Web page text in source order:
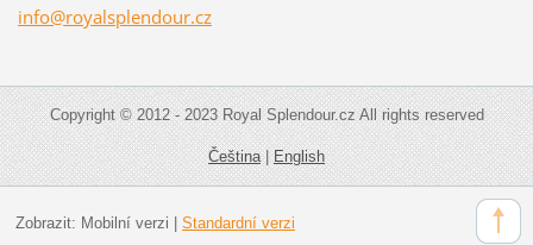
info@royalsplendour.cz
Copyright © 2012 - 2023 Royal Splendour.cz All rights reserved
Čeština|English
Zobrazit: Mobilní verzi Standardní verzi